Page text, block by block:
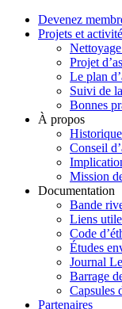
Devenez
Projets et
Projet
Le plan
Suivi de
Bonnes
À propos
Historique
Conseil
Mission
Documentation
Bande
Liens
Code
Études
Journal
Barrage
Capsules
Partenaires